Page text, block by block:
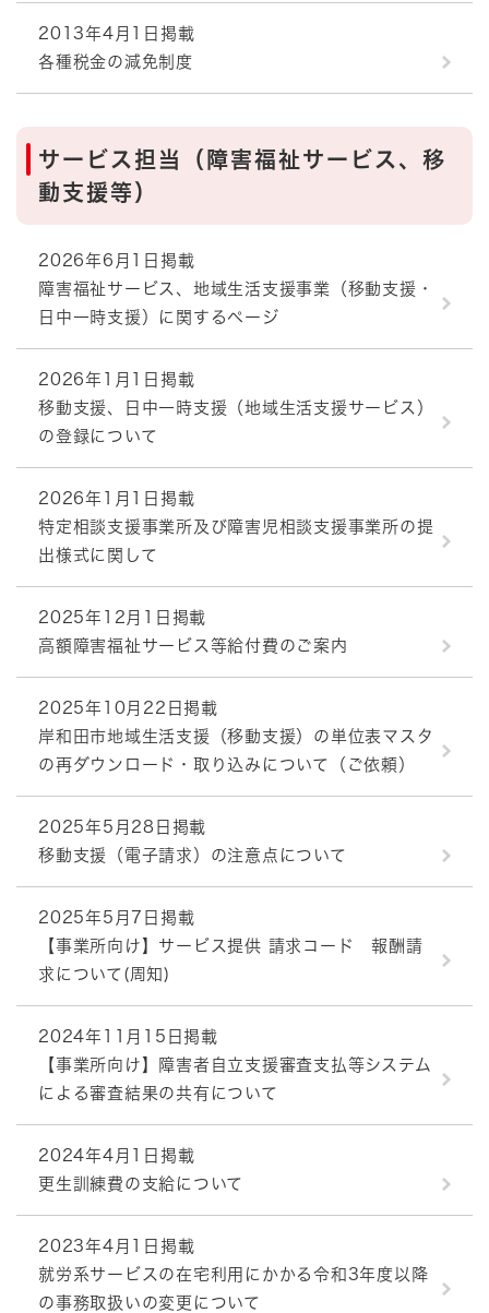
2013年4月1日掲載
各種税金の減免制度
サービス担当（障害福祉サービス、移
動支援等）
2026年6月1日掲載
障害福祉サービス、地域生活支援事業（移動支援・
日中一時支援）に関するページ
2026年1月1日掲載
移動支援、日中一時支援（地域生活支援サービス）
の登録について
2026年1月1日掲載
特定相談支援事業所及び障害児相談支援事業所の提
出様式に関して
2025年12月1日掲載
高額障害福祉サービス等給付費のご案内
2025年10月22日掲載
岸和田市地域生活支援（移動支援）の単位表マスタ
の再ダウンロード・取り込みについて（ご依頼）
2025年5月28日掲載
移動支援（電子請求）の注意点について
2025年5月7日掲載
【事業所向け】サービス提供 請求コード 報酬請
求について(周知)
2024年11月15日掲載
【事業所向け】障害者自立支援審査支払等システム
による審査結果の共有について
2024年4月1日掲載
更生訓練費の支給について
2023年4月1日掲載
就労系サービスの在宅利用にかかる令和3年度以降
の事務取扱いの変更について